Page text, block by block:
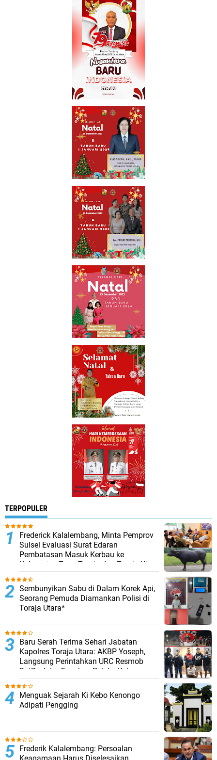
TERPOPULER
Frederick Kalalembang, Minta Pemprov
Sulsel Evaluasi Surat Edaran
Pembatasan Masuk Kerbau ke
Kabupaten Tana Toraja dan Toraja Utara
Sembunyikan Sabu di Dalam Korek Api,
Seorang Pemuda Diamankan Polisi di
Toraja Utara*
Baru Serah Terima Sehari Jabatan
Kapolres Toraja Utara: AKBP Yoseph,
Langsung Perintahkan URC Resmob
SatReskrim Tangkap Pelaku Kekerasan
Seksual Anak Di Bawah Umur
Menguak Sejarah Ki Kebo Kenongo
Adipati Pengging
Frederik Kalalembang: Persoalan